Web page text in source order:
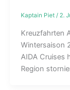
Kaptain Piet / 2.
Kreuzfahrten
Wintersaison
AIDA Cruises
Region